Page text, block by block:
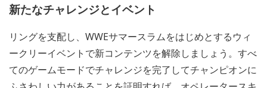
新たなチャレンジとイベント
リングを支配し、WWEサマースラムをはじめとするウィ
ークリーイベントで新コンテンツを解除しましょう。すべ
てのゲームモードでチャレンジを完了してチャンピオンに